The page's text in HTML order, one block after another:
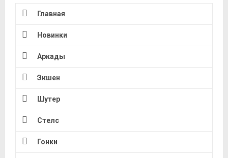
Главная
Новинки
Аркады
Экшен
Шутер
Стелс
Гонки